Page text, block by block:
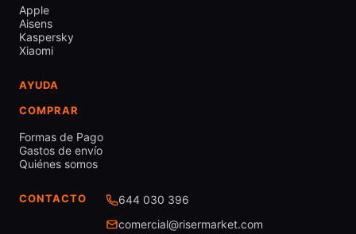
Apple
Aisens
Kaspersky
Xiaomi
AYUDA
COMPRAR
Formas de Pago
Gastos de envío
Quiénes somos
CONTACTO
644 030 396
comercial@risermarket.com